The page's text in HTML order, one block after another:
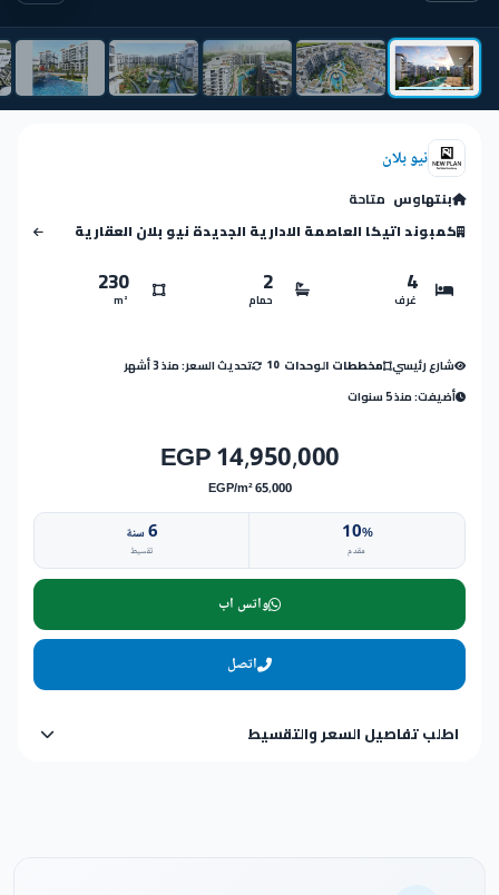
نيو بلان
بنتهاوس متاحة
كمبوند اتيكا العاصمة الادارية الجديدة نيو بلان العقارية
4
غرف
2
حمام
230
m²
شارع رئيسي مخططات الوحدات 10
تحديث السعر: منذ 3 أشهر
أضيفت: منذ 5 سنوات
14,950,000 EGP
65,000 EGP/m²
10%
مقدم
6سنة
تقسيط
واتس اب
اتصل
اطلب تفاصيل السعر والتقسيط